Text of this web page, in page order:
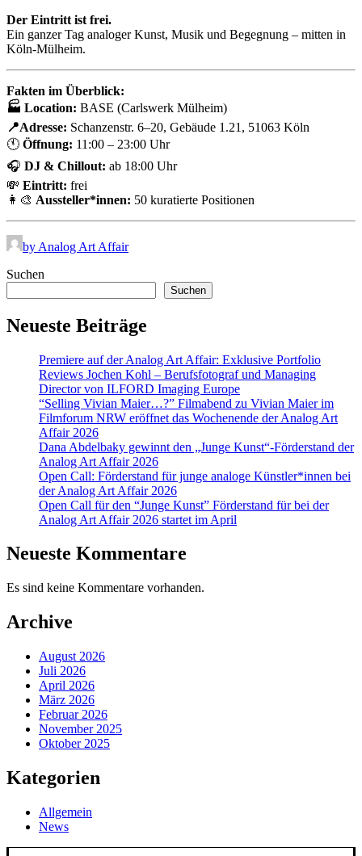
Der Eintritt ist frei.
Ein ganzer Tag analoger Kunst, Musik und Begegnung – mitten in
Köln-Mülheim.
Fakten im Überblick:
🏭 Location: BASE (Carlswerk Mülheim)
📍Adresse: Schanzenstr. 6–20, Gebäude 1.21, 51063 Köln
🕚 Öffnung: 11:00 – 23:00 Uhr
🎧 DJ & Chillout: ab 18:00 Uhr
💸 Eintritt: frei
👩‍🎨 Aussteller*innen: 50 kuratierte Positionen
by Analog Art Affair
Suchen
Suchen
Neueste Beiträge
Premiere auf der Analog Art Affair: Exklusive Portfolio
Reviews Jochen Kohl – Berufsfotograf und Managing
Director von ILFORD Imaging Europe
“Selling Vivian Maier…?” Filmabend zu Vivian Maier im
Filmforum NRW eröffnet das Wochenende der Analog Art
Affair 2026
Dana Abdelbaky gewinnt den „Junge Kunst“-Förderstand der
Analog Art Affair 2026
Open Call: Förderstand für junge analoge Künstler*innen bei
der Analog Art Affair 2026
Open Call für den “Junge Kunst” Förderstand für bei der
Analog Art Affair 2026 startet im April
Neueste Kommentare
Es sind keine Kommentare vorhanden.
Archive
August 2026
Juli 2026
April 2026
März 2026
Februar 2026
November 2025
Oktober 2025
Kategorien
Allgemein
News